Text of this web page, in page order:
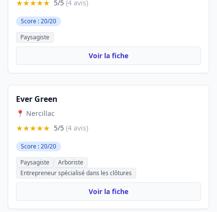
★★★★★ 5/5 (4 avis)
Score : 20/20
Paysagiste
Voir la fiche
Ever Green
📍 Nercillac
★★★★★ 5/5 (4 avis)
Score : 20/20
Paysagiste
Arboriste
Entrepreneur spécialisé dans les clôtures
Voir la fiche